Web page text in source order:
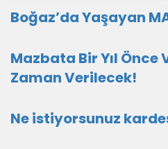
Boğaz’da Yaşayan
Mazbata Bir Yıl Önce
Zaman Verilecek!
Ne istiyorsunuz